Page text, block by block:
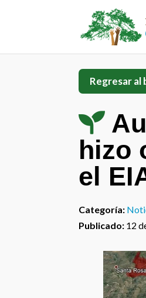
Regresar al
hizo
el
Categoría:
Publicado: 12